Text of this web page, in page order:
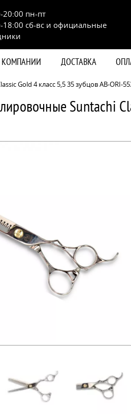
20:00 пн-пт
18:00 сб-вс и официальные
О КОМПАНИИ ДОСТАВКА
Gold 4 класс 5,5 35 зубцов AB-ORI-
Suntachi